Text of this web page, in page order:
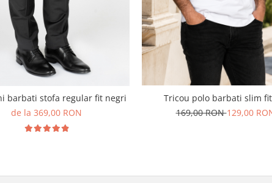
barbati stofa regular fit negri
de la 369,00 RON
Tricou polo barbati slim
169,00 RON129,00